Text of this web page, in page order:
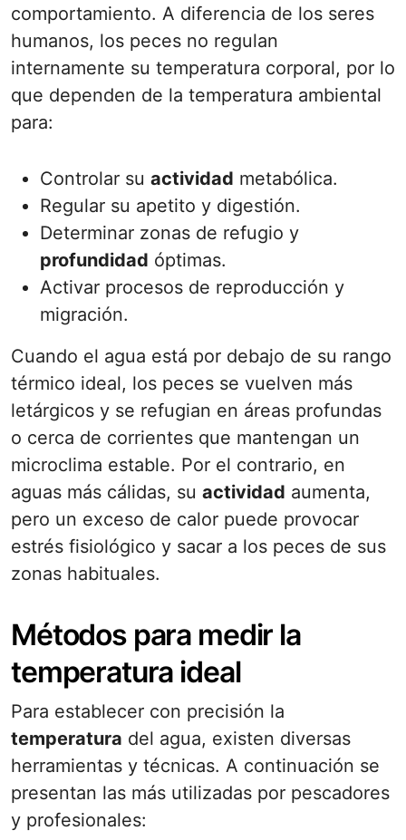
comportamiento. A diferencia de los seres
humanos, los peces no regulan
internamente su temperatura corporal, por lo
que dependen de la temperatura ambiental
para:
Controlar su actividad metabólica.
Regular su apetito y digestión.
Determinar zonas de refugio y
profundidad óptimas.
Activar procesos de reproducción y
migración.
Cuando el agua está por debajo de su rango
térmico ideal, los peces se vuelven más
letárgicos y se refugian en áreas profundas
o cerca de corrientes que mantengan un
microclima estable. Por el contrario, en
aguas más cálidas, su actividad aumenta,
pero un exceso de calor puede provocar
estrés fisiológico y sacar a los peces de sus
zonas habituales.
Métodos para medir la
temperatura ideal
Para establecer con precisión la
temperatura del agua, existen diversas
herramientas y técnicas. A continuación se
presentan las más utilizadas por pescadores
y profesionales: